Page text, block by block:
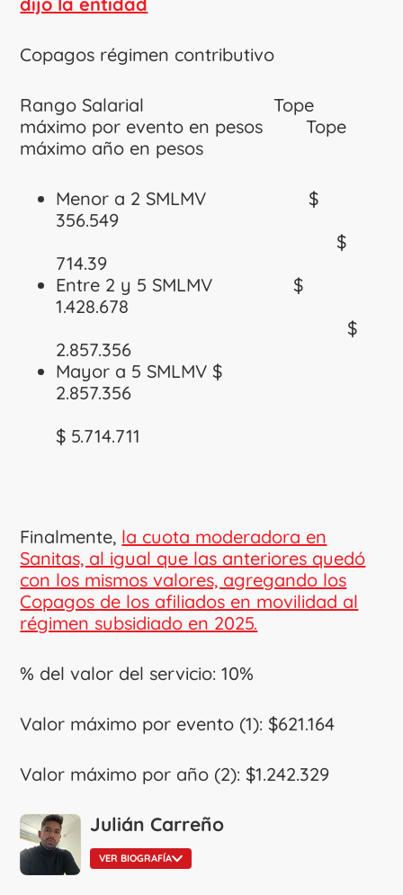
Copagos régimen contributivo
Rango Salarial Tope
máximo por evento en pesos Tope
máximo año en pesos
Menor a 2 SMLMV $
356.549
$
714.39
Entre 2 y 5 SMLMV $
1.428.678
$
2.857.356
Mayor a 5 SMLMV $
2.857.356
$ 5.714.711
Finalmente, la cuota moderadora en
Sanitas, al igual que las anteriores quedó
con los mismos valores, agregando los
Copagos de los afiliados en movilidad al
régimen subsidiado en 2025.
% del valor del servicio: 10%
Valor máximo por evento (1): $621.164
Valor máximo por año (2): $1.242.329
Julián Carreño
VER BIOGRAFÍA